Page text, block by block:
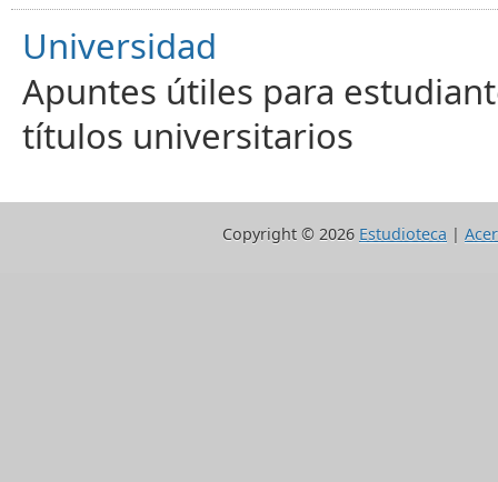
Universidad
Apuntes útiles para
títulos universitarios
Copyright © 2026 Estudioteca |